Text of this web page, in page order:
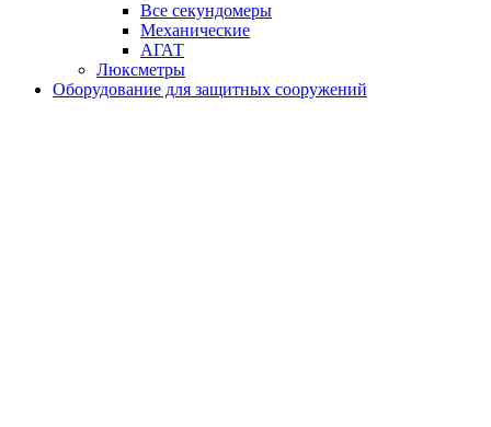
Все секундомеры
Механические
АГАТ
Люксметры
Оборудование для защитных сооружений